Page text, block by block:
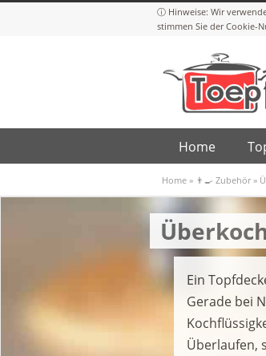
Home
Home » 👨‍🍳 Zubehör »
Ein
Gerade bei
Überlaufen,